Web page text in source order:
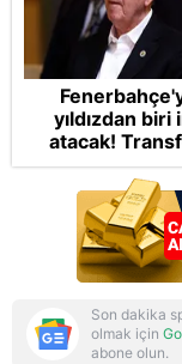
yıldızdan biri
atacak!
golcü
Son dakika
olmak için
abone olun.